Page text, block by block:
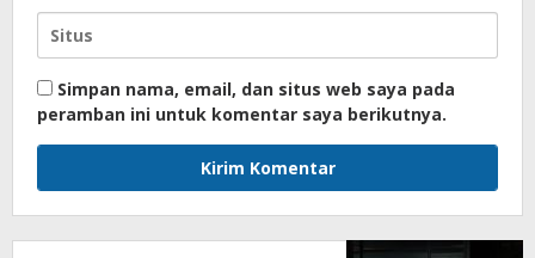
Simpan nama, email, dan situs web saya pada
peramban ini untuk komentar saya berikutnya.